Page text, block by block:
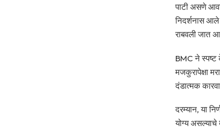
पाटी असणे
निदर्शनास आले
राबवली जात
BMC ने
मजकुरापेक्षा
दंडात्मक
दरम्यान, या
योग्य असल्याचे